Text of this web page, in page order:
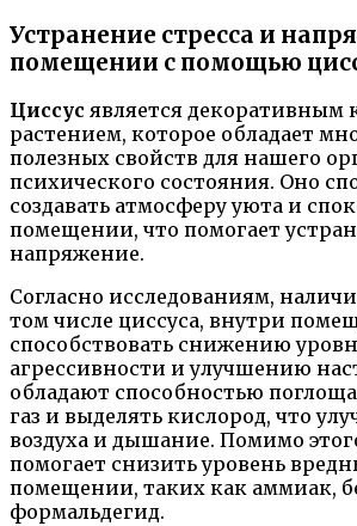
Устранение стресса и
помещении с помощью
Циссус является
растением, которое обладает
полезных свойств для нашего
психического состояния. Оно
создавать атмосферу уюта и
помещении, что помогает
напряжение.
Согласно исследованиям,
том числе циссуса, внутри
способствовать снижению
агрессивности и улучшению
обладают способностью
газ и выделять кислород, что
воздуха и дышание. Помимо
помогает снизить уровень
помещении, таких как аммиак,
формальдегид.